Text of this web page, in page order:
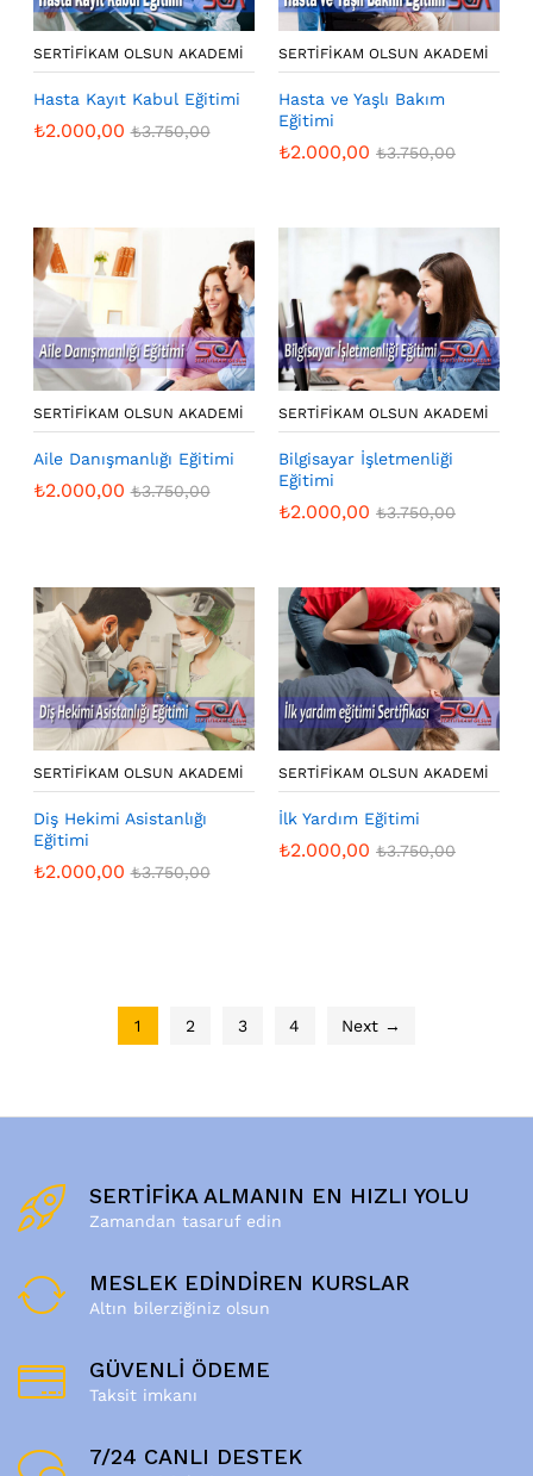
SERTIFIKAM OLSUN AKADEMI
Hasta Kayıt Kabul Eğitimi
₺2.000,00 ₺3.750,00
SERTIFIKAM OLSUN AKADEMI
Hasta ve Yaşlı Bakım
Eğitimi
₺2.000,00 ₺3.750,00
SERTIFIKAM OLSUN AKADEMI
Aile Danışmanlığı Eğitimi
₺2.000,00 ₺3.750,00
SERTIFIKAM OLSUN AKADEMI
Bilgisayar İşletmenliği
Eğitimi
₺2.000,00 ₺3.750,00
SERTIFIKAM OLSUN AKADEMI
Diş Hekimi Asistanlığı
Eğitimi
₺2.000,00 ₺3.750,00
SERTIFIKAM OLSUN AKADEMI
İlk Yardım Eğitimi
₺2.000,00 ₺3.750,00
1 2 3 4 Next →
SERTİFİKA ALMANIN EN HIZLI YOLU
Zamandan tasaruf edin
MESLEK EDİNDİREN KURSLAR
Altın bilerziğiniz olsun
GÜVENLİ ÖDEME
Taksit imkanı
7/24 CANLI DESTEK